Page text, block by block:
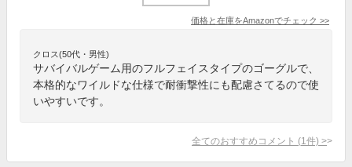
価格と在庫をAmazonでチェック >>
クロス(50代・男性)
サバイバルゲーム用のフルフェイスタイプのゴーグルで、
本格的なワイルドな仕様で耐衝撃性にも配慮さてるので使
いやすいです。
全てのおすすめコメント (1 件) >